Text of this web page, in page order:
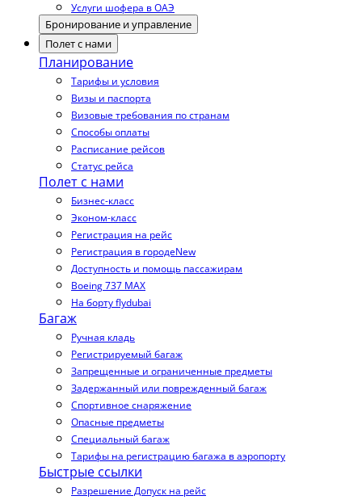
Услуги шофера в ОАЭ
Бронирование и управление
Полет с нами
Планирование
Тарифы и условия
Визы и паспорта
Визовые требования по странам
Способы оплаты
Расписание рейсов
Статус рейса
Полет с нами
Бизнес-класс
Эконом-класс
Регистрация на рейс
Регистрация в городеNew
Доступность и помощь пассажирам
Boeing 737 MAX
На борту flydubai
Багаж
Ручная кладь
Регистрируемый багаж
Запрещенные и ограниченные предметы
Задержанный или поврежденный багаж
Спортивное снаряжение
Опасные предметы
Специальный багаж
Тарифы на регистрацию багажа в аэропорту
Быстрые ссылки
Разрешение Допуск на рейс